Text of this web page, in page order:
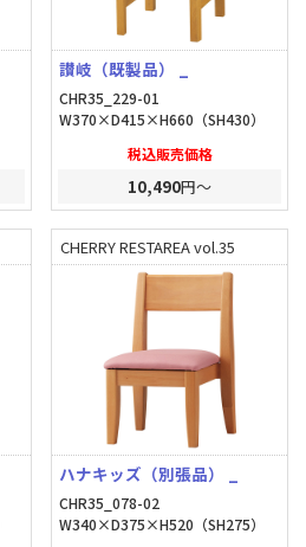
讃岐（既製品） _
CHR35_229-01
W370×D415×H660（SH430）
税込販売価格
10,490円～
CHERRY RESTAREA vol.35
ハナキッズ（別張品） _
CHR35_078-02
W340×D375×H520（SH275）